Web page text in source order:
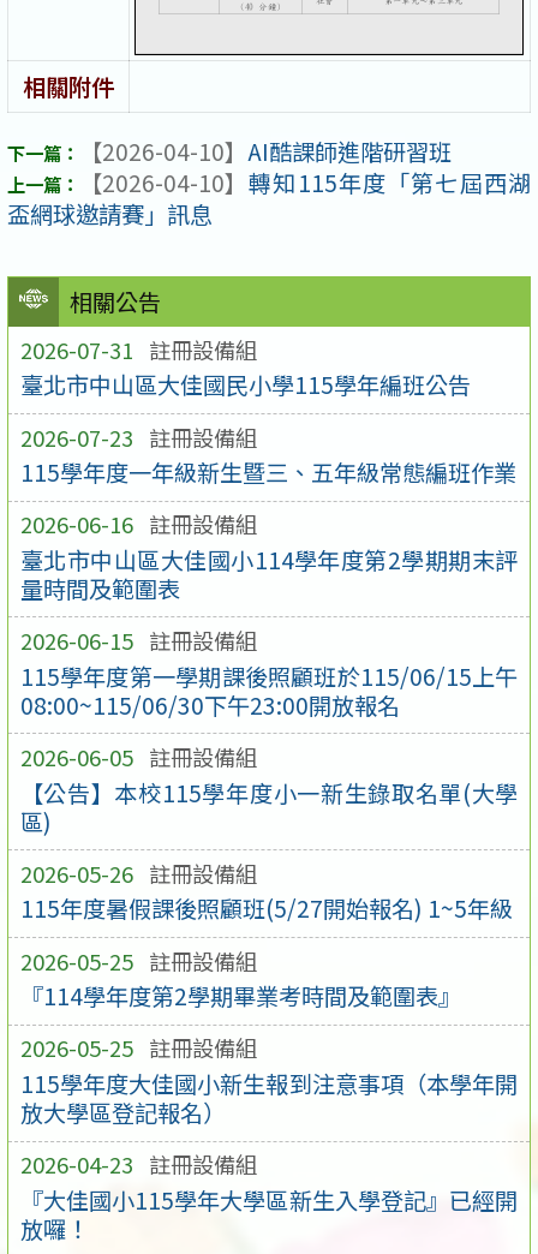
相關公告
2026-07-31 註冊設備組
臺北市中山區大佳國民小學115學年編班公告
2026-07-23 註冊設備組
115學年度一年級新生暨三、五年級常態編班作業
2026-06-16 註冊設備組
臺北市中山區大佳國小114學年度第2學期期末評
量時間及範圍表
2026-06-15 註冊設備組
115學年度第一學期課後照顧班於115/06/15上午
08:00~115/06/30下午23:00開放報名
2026-06-05 註冊設備組
【公告】本校115學年度小一新生錄取名單(大學
區)
2026-05-26 註冊設備組
115年度暑假課後照顧班(5/27開始報名) 1~5年級
2026-05-25 註冊設備組
『114學年度第2學期畢業考時間及範圍表』
2026-05-25 註冊設備組
115學年度大佳國小新生報到注意事項（本學年開
放大學區登記報名）
2026-04-23 註冊設備組
『大佳國小115學年大學區新生入學登記』已經開
放囉！
相關附件
【2026-04-10】 AI酷課師進階研習班
【2026-04-10】 轉知115年度「第七屆西湖
盃網球邀請賽」訊息